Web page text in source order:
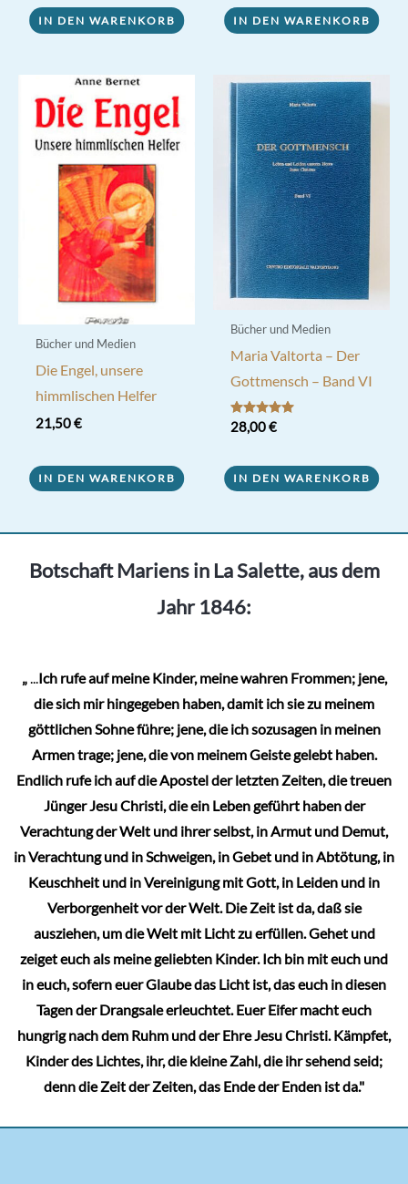
IN DEN WARENKORB IN DEN WARENKORB
Bücher und Medien
Die Engel, unsere
himmlischen Helfer
21,50€
IN DEN WARENKORB
Bücher und Medien
Maria Valtorta – Der
Gottmensch – Band VI
Bewertet mit
5.00
28,00€
IN DEN WARENKORB
Botschaft Mariens in La Salette, aus dem
Jahr 1846:
„... Ich rufe auf meine Kinder, meine wahren Frommen; jene,
die sich mir hingegeben haben, damit ich sie zu meinem
göttlichen Sohne führe; jene, die ich sozusagen in meinen
Armen trage; jene, die von meinem Geiste gelebt haben.
Endlich rufe ich auf die Apostel der letzten Zeiten, die treuen
Jünger Jesu Christi, die ein Leben geführt haben der
Verachtung der Welt und ihrer selbst, in Armut und Demut,
in Verachtung und in Schweigen, in Gebet und in Abtötung, in
Keuschheit und in Vereinigung mit Gott, in Leiden und in
Verborgenheit vor der Welt. Die Zeit ist da, daß sie
ausziehen, um die Welt mit Licht zu erfüllen. Gehet und
zeiget euch als meine geliebten Kinder. Ich bin mit euch und
in euch, sofern euer Glaube das Licht ist, das euch in diesen
Tagen der Drangsale erleuchtet. Euer Eifer macht euch
hungrig nach dem Ruhm und der Ehre Jesu Christi. Kämpfet,
Kinder des Lichtes, ihr, die kleine Zahl, die ihr sehend seid;
denn die Zeit der Zeiten, das Ende der Enden ist da."